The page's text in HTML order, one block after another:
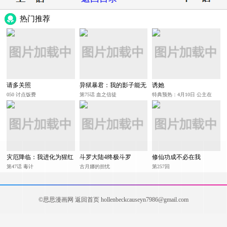
热门推荐
请多关照
050 讨点饭费
异狱暴君：我的影子能无
限进化
第75话 血之信徒
诱她
特典预热：4月10日 公主在
上，甘愿臣服
灾厄降临：我进化为猩红
之王
第47话 毒计
斗罗大陆4终极斗罗
古月娜的担忧
修仙功成不必在我
第257回
©思思漫画网 返回首页 hollenbeckcauseyn7986@gmail.com